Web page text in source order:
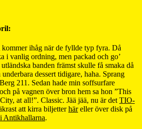
ihåg när de fyllde typ fyra. Då
i vanlig ordning, men packad och go’
banden främst skulle få smaka då
dessert tidigare, haha. Sprang
211. Sedan hade min soffsurfare
på vagnen över bron hem sa hon ”This
at all!”. Classic. Jää jää, nu är det TIO-
att kirra biljetterhäreller över disk på
Antikhallarna.